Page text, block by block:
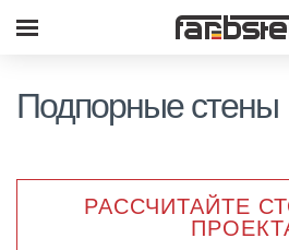
Подпорные стены
РАССЧИТАЙТЕ